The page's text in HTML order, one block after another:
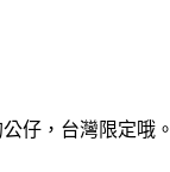
仔，台灣限定哦。